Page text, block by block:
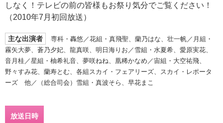
しなく！テレビの前の皆様もお祭り気分でご覧ください！
（2010年7月初回放送）
主な出演者
専科・轟悠／花組・真飛聖、蘭乃はな、壮一帆／月組・
霧矢大夢、蒼乃夕妃、龍真咲、明日海りお／雪組・水夏希、愛原実花、
音月桂／星組・柚希礼音、夢咲ねね、凰稀かなめ／宙組・大空祐飛、
野々すみ花、蘭寿とむ、各組スカイ・フェアリーズ、スカイ・レポータ
ーズ 他／（総合司会）雪組・真波そら、早花まこ
放送日時